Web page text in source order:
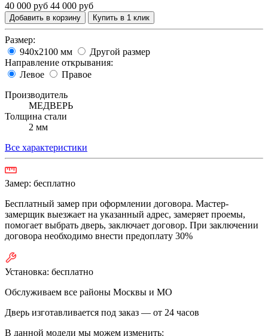
40 000 руб 44 000 руб
Добавить в корзину Купить в 1 клик
Размер:
940х2100 мм
Другой размер
Направление открывания:
Левое
Правое
Производитель
МЕДВЕРЬ
Толщина стали
2 мм
Все характеристики
Замер: бесплатно
Бесплатный замер при оформлении договора. Мастер-
замерщик выезжает на указанный адрес, замеряет проемы,
помогает выбрать дверь, заключает договор. При заключении
договора необходимо внести предоплату 30%
Установка: бесплатно
Обслуживаем все районы Москвы и МО
Дверь изготавливается под заказ — от 24 часов
В данной модели мы можем изменить: